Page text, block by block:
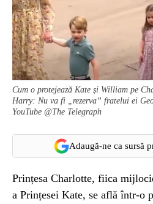
Cum o protejează Kate și William pe
Harry: Nu va fi „rezerva” fratelui ei
YouTube @The Telegraph
Adaugă-ne ca sursă
Prințesa Charlotte, fiica
a Prințesei Kate, se află într-o